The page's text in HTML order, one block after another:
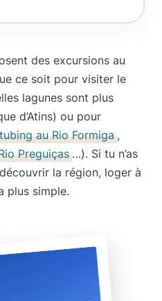
des excursions au
ce soit pour visiter le
lagunes sont plus
d’Atins) ou pour
tubing au Rio Formiga ,
Preguiças …). Si tu n’as
la région, loger à
plus simple.